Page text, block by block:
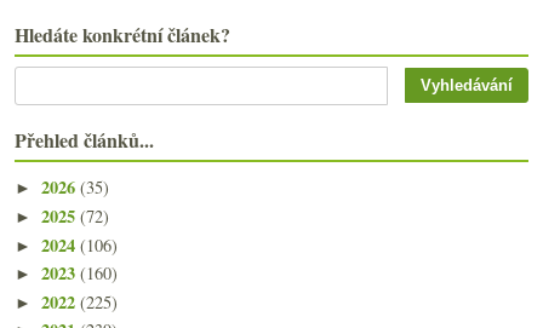
Hledáte konkrétní článek?
Přehled článků...
► 2026 (35)
► 2025 (72)
► 2024 (106)
► 2023 (160)
► 2022 (225)